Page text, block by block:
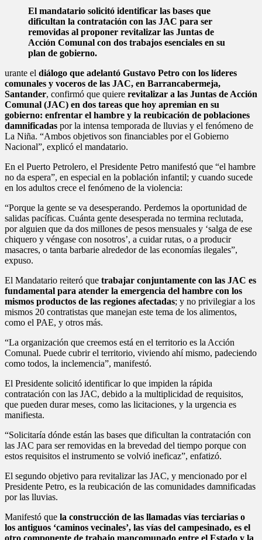
El mandatario solicitó identificar las bases que
dificultan la contratación con las JAC para ser
removidas al proponer revitalizar las Juntas de
Acción Comunal con dos trabajos esenciales en su
plan de gobierno.
urante el diálogo que adelantó Gustavo Petro con los líderes
comunales y voceros de las JAC, en Barrancabermeja,
Santander, confirmó que quiere revitalizar a las Juntas de Acción
Comunal (JAC) en dos tareas que hoy apremian en su
gobierno: enfrentar el hambre y la reubicación de poblaciones
damnificadas por la intensa temporada de lluvias y el fenómeno de
La Niña. “Ambos objetivos son financiables por el Gobierno
Nacional”, explicó el mandatario.
En el Puerto Petrolero, el Presidente Petro manifestó que “el hambre
no da espera”, en especial en la población infantil; y cuando sucede
en los adultos crece el fenómeno de la violencia:
“Porque la gente se va desesperando. Perdemos la oportunidad de
salidas pacíficas. Cuánta gente desesperada no termina reclutada,
por alguien que da dos millones de pesos mensuales y ‘salga de ese
chiquero y véngase con nosotros’, a cuidar rutas, o a producir
masacres, o tanta barbarie alrededor de las economías ilegales”,
expuso.
El Mandatario reiteró que trabajar conjuntamente con las JAC es
fundamental para atender la emergencia del hambre con los
mismos productos de las regiones afectadas; y no privilegiar a los
mismos 20 contratistas que manejan este tema de los alimentos,
como el PAE, y otros más.
“La organización que creemos está en el territorio es la Acción
Comunal. Puede cubrir el territorio, viviendo ahí mismo, padeciendo
como todos, la inclemencia”, manifestó.
El Presidente solicitó identificar lo que impiden la rápida
contratación con las JAC, debido a la multiplicidad de requisitos,
que pueden durar meses, como las licitaciones, y la urgencia es
manifiesta.
“Solicitaría dónde están las bases que dificultan la contratación con
las JAC para ser removidas en la brevedad del tiempo porque con
estos requisitos el instrumento se volvió ineficaz”, enfatizó.
El segundo objetivo para revitalizar las JAC, y mencionado por el
Presidente Petro, es la reubicación de las comunidades damnificadas
por las lluvias.
Manifestó que la construcción de las llamadas vías terciarias o
los antiguos ‘caminos vecinales’, las vías del campesinado, es el
otro componente de trabajo mancomunado entre el Estado y la